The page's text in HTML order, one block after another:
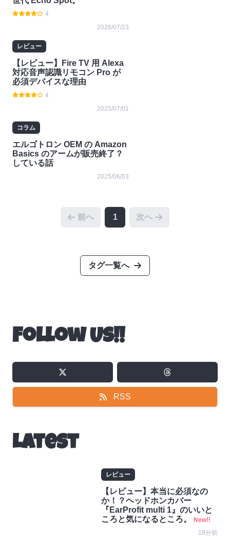
4
2026/07/23
レビュー
【レビュー】Fire TV 用 Alexa
対応音声認識リモコン Pro が
必須デバイスな理由
4
2025/07/01
コラム
エルゴトロン OEM の Amazon
Basics のアームが販売終了？
している話
2025/06/03
前へ 1 次へ
タグ一覧へ
Follow Us!!
RSS
Latest
レビュー
【レビュー】本当に必須なの
か！？ヘッドホンカバー
『EarProfit multi 1』のいいと
ころと気になるところ。
New!!
18分前